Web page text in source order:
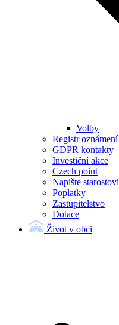
Volby
Registr oznámení
GDPR kontakty
Investiční akce
Czech point
Napište starostovi
Poplatky
Zastupitelstvo
Dotace
Život v obci